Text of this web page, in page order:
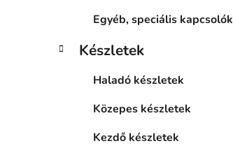
Egyéb, speciális kapcsolók
Készletek
Haladó készletek
Közepes készletek
Kezdő készletek